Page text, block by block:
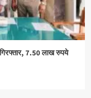
7.50 लाख रुपये